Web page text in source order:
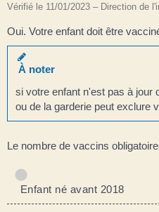
Vérifié le 11/01/2023 – Direction de
Oui. Votre enfant doit être
À noter
si votre enfant n'est pas à jour
ou de la garderie peut exclure
Le nombre de vaccins
Enfant né avant 2018